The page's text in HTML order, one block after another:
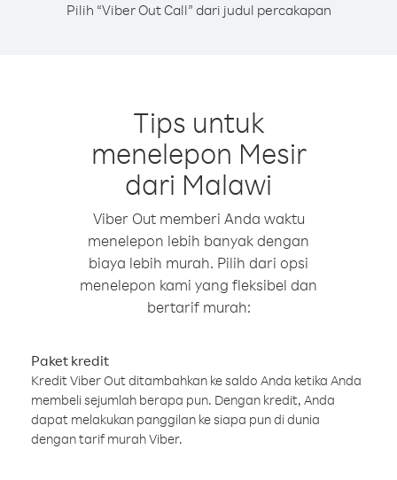
Pilih “Viber Out Call” dari judul percakapan
Tips untuk
menelepon Mesir
dari Malawi
Viber Out memberi Anda waktu
menelepon lebih banyak dengan
biaya lebih murah. Pilih dari opsi
menelepon kami yang fleksibel dan
bertarif murah:
Paket kredit
Kredit Viber Out ditambahkan ke saldo Anda ketika Anda
membeli sejumlah berapa pun. Dengan kredit, Anda
dapat melakukan panggilan ke siapa pun di dunia
dengan tarif murah Viber.